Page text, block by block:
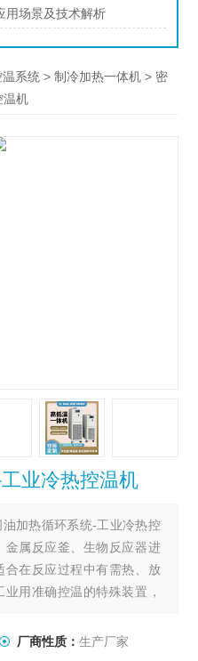
用场景及技术解析
温系统 >制冷加热一体机 > 密
温机
业冷热控温机
油加热循环系统-工业冷热控
属反应釜、生物反应器进
在反应过程中有需热、放
用准确控温的特殊装置，
厂商性质： 生产厂家